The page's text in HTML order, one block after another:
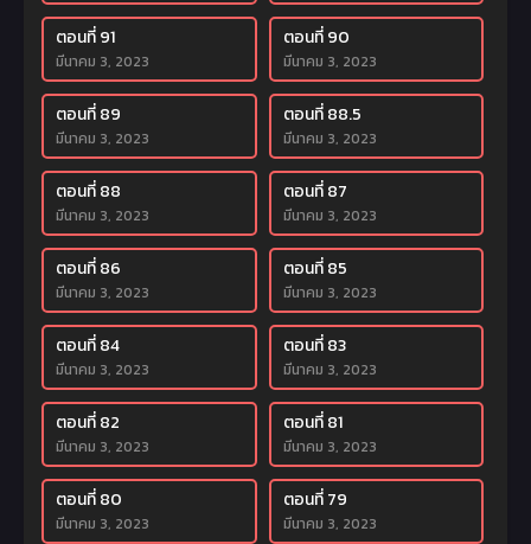
ตอนที่ 91
มีนาคม 3, 2023
ตอนที่ 90
มีนาคม 3, 2023
ตอนที่ 89
มีนาคม 3, 2023
ตอนที่ 88.5
มีนาคม 3, 2023
ตอนที่ 88
มีนาคม 3, 2023
ตอนที่ 87
มีนาคม 3, 2023
ตอนที่ 86
มีนาคม 3, 2023
ตอนที่ 85
มีนาคม 3, 2023
ตอนที่ 84
มีนาคม 3, 2023
ตอนที่ 83
มีนาคม 3, 2023
ตอนที่ 82
มีนาคม 3, 2023
ตอนที่ 81
มีนาคม 3, 2023
ตอนที่ 80
มีนาคม 3, 2023
ตอนที่ 79
มีนาคม 3, 2023